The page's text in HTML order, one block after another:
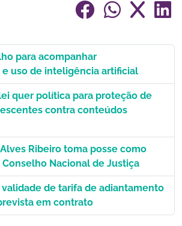
para acompanhar
uso de inteligência artificial
quer política para proteção de
contra conteúdos
Ribeiro toma posse como
Nacional de Justiça
validade de tarifa de adiantamento
em contrato